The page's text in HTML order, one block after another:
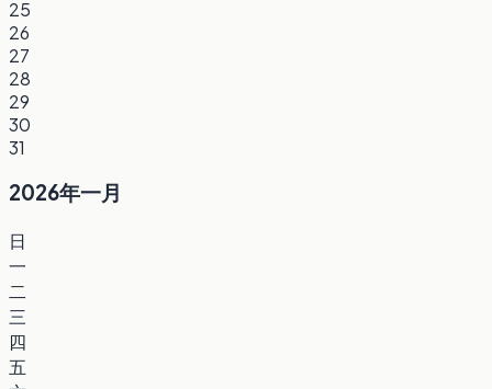
25
26
27
28
29
30
31
2026年一月
日
一
二
三
四
五